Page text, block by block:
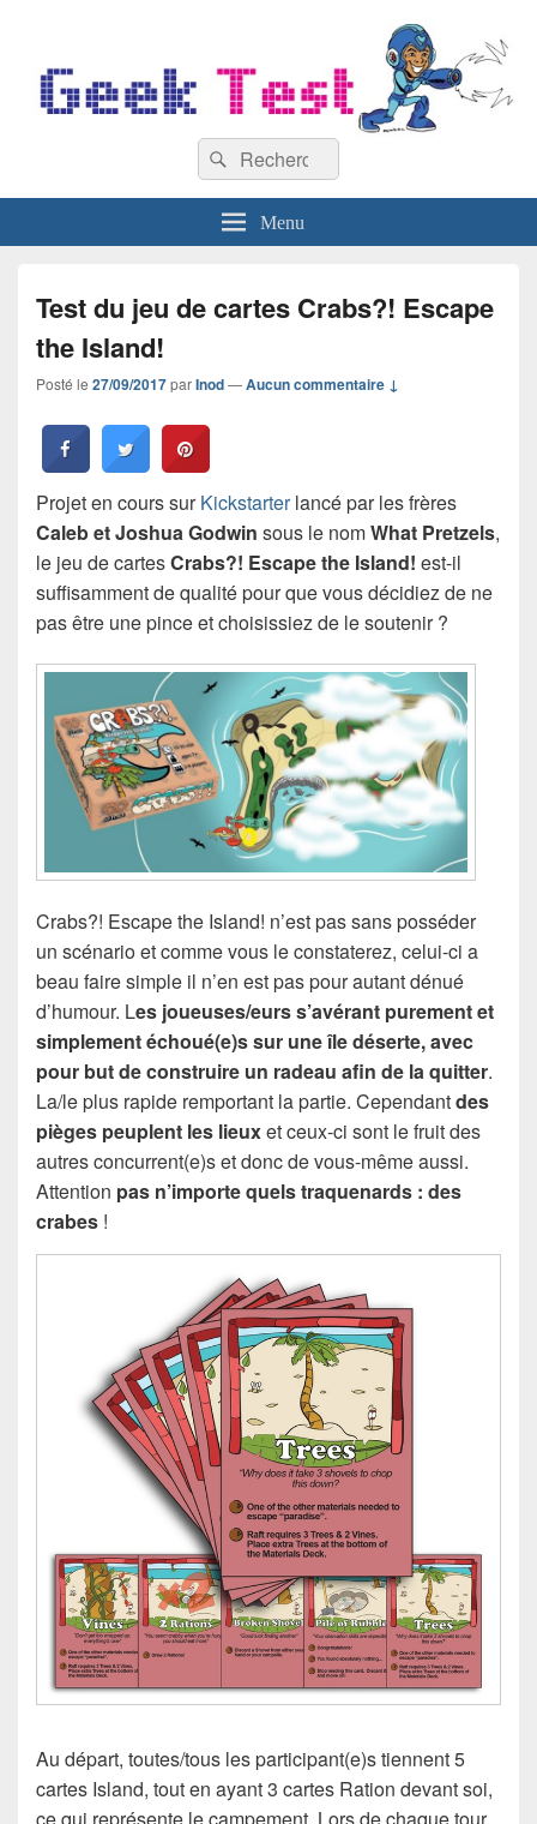
Recherche :
Rechercher
Menu
Test du jeu de cartes Crabs?! Escape
the Island!
Posté le 27/09/2017parInod—Aucun commentaire ↓
Projet en cours surKickstarterlancé par les frères
Caleb et Joshua Godwin sous le nomWhat Pretzels,
le jeu de cartesCrabs?! Escape the Island! est-il
suffisamment de qualité pour que vous décidiez de ne
pas être une pince et choisissiez de le soutenir ?
Crabs?! Escape the Island! n’est pas sans posséder
un scénario et comme vous le constaterez, celui-ci a
beau faire simple il n’en est pas pour autant dénué
d’humour. Les joueuses/eurs s’avérant purement et
simplement échoué(e)s sur une île déserte, avec
pour but de construire un radeau afin de la quitter.
La/le plus rapide remportant la partie. Cependantdes
pièges peuplent les lieuxet ceux-ci sont le fruit des
autres concurrent(e)s et donc de vous-même aussi.
Attention pas n’importe quels traquenards : des
crabes !
Au départ, toutes/tous les participant(e)s tiennent 5
cartes Island, tout en ayant 3 cartes Ration devant soi,